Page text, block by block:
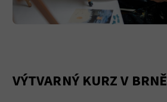
VÝTVARNÝ KURZ V BRNĚ